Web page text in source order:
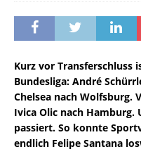
Kurz vor Transferschluss
Bundesliga: André
Chelsea nach Wolfsburg.
Ivica Olic nach Hamburg.
passiert. So konnte
endlich Felipe Santana